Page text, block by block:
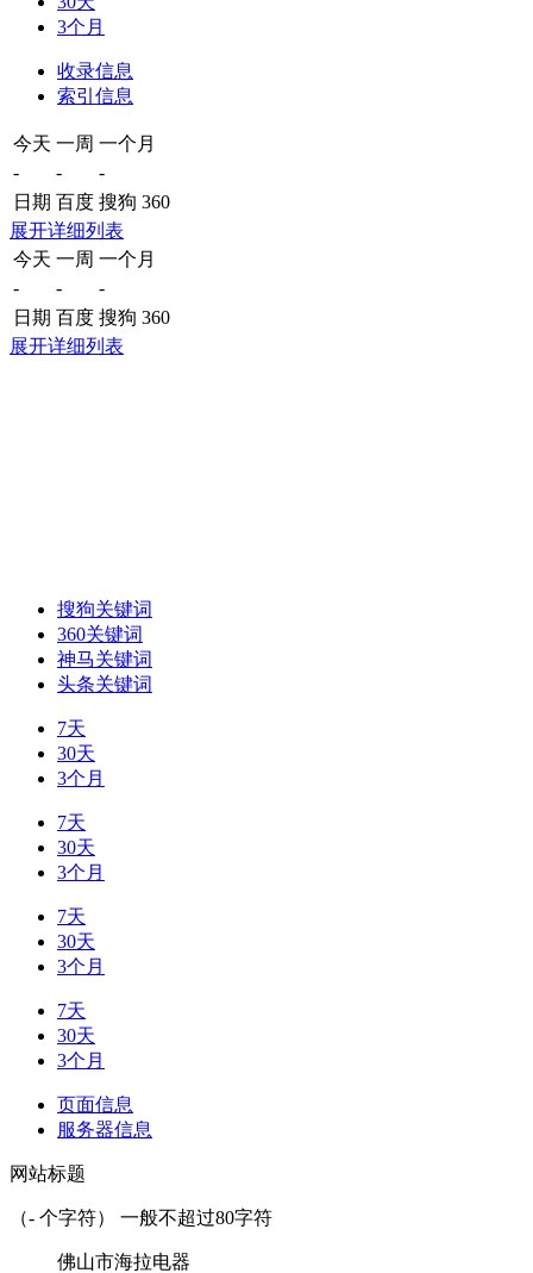
3个月
收录信息
索引信息
今天 一周 一个月
-
-
-
日期 百度 搜狗 360
展开详细列表
今天 一周 一个月
-
-
-
日期 百度 搜狗 360
展开详细列表
搜狗关键词
360关键词
神马关键词
头条关键词
7天
30天
3个月
7天
30天
3个月
7天
30天
3个月
7天
30天
3个月
页面信息
服务器信息
网站标题
（- 个字符） 一般不超过80字符
佛山市海拉电器